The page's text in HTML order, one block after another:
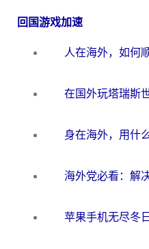
回国游戏加速